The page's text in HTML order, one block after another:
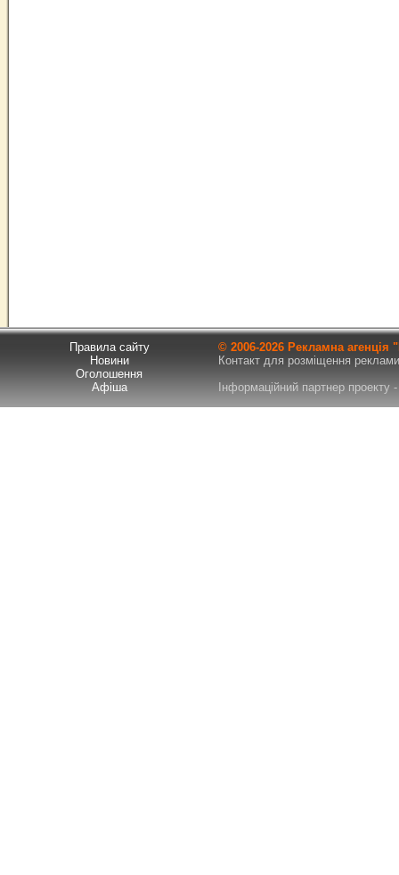
Правила сайту
Новини
Оголошення
Афіша
© 2006-2026 Рекламна
Контакт для розміщення
Інформаційний партнер проекту